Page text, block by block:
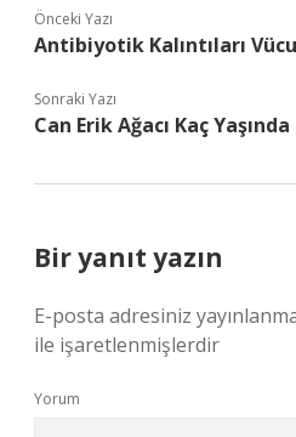
Önceki Yazı
Antibiyotik Kalıntıları
Sonraki Yazı
Can Erik Ağacı Kaç
Bir yanıt yazın
E-posta adresiniz
ile işaretlenmişlerdir
Yorum